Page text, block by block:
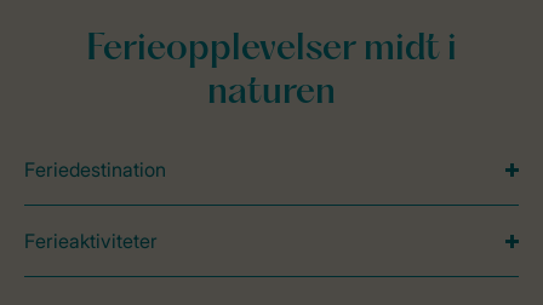
Ferieopplevelser midt i
naturen
Feriedestination
Ferieaktiviteter